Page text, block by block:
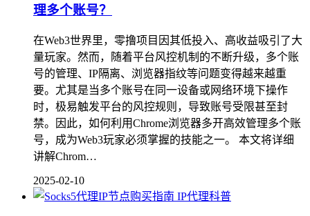
理多个账号？
在Web3世界里，零撸项目因其低投入、高收益吸引了大
量玩家。然而，随着平台风控机制的不断升级，多个账
号的管理、IP隔离、浏览器指纹等问题变得越来越重
要。尤其是当多个账号在同一设备或网络环境下操作
时，极易触发平台的风控规则，导致账号受限甚至封
禁。因此，如何利用Chrome浏览器多开高效管理多个账
号，成为Web3玩家必须掌握的技能之一。 本文将详细
讲解Chrom…
2025-02-10
IP代理科普